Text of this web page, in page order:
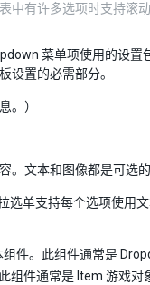
中有许多选项时支持滚动
菜单项使用的设
设置的必需部分。
。）
文本和图像都是可选
单支持每个选项使用
件。此组件通常是
组件通常是 Item 游戏对